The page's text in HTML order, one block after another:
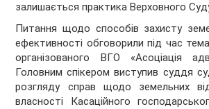
залишається практика Верховного
Питання щодо способів захисту
ефективності обговорили під час
організованого ВГО «Асоціація
Головним спікером виступив суддя
розгляду справ щодо земельних
власності Касаційного